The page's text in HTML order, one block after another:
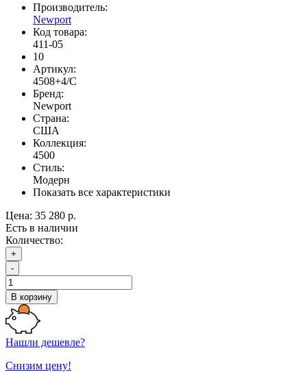
Производитель:
Newport
Код товара:
411-05
10
Артикул:
4508+4/C
Бренд:
Newport
Страна:
США
Коллекция:
4500
Стиль:
Модерн
Показать все характеристики
Цена: 35 280 р.
Есть в наличии
Количество:
+
-
В корзину
Нашли дешевле?
Снизим цену!